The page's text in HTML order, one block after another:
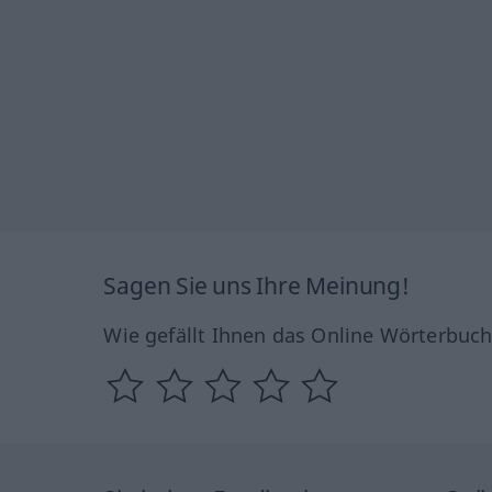
Sagen Sie uns Ihre Meinung!
Wie gefällt Ihnen das Online